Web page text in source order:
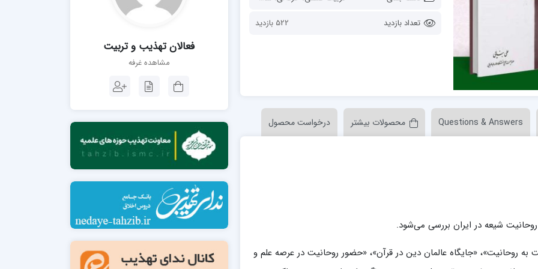
مدرسه فقهی تخصصی امام رضا علیه السلام
مدرسه امام کاظم علیه السلام
علمیه اهل بیت علیهم‌السلام/ قلعه گنج
علمیه محمودیه/ کرمان
مدرسه آخوند (ره) همدان
تعداد بازدید
522 بازدید
Questions & Answers محصولات بیشتر درخواست محصول
شیعه در ایران بررسی می‌شود.
روحانیت»، «جایگاه عالمان دین در قرآن»، «حضور روحانیت در عرصه علم و
فعالان تهذیب و تربیت
مشاهده غرفه